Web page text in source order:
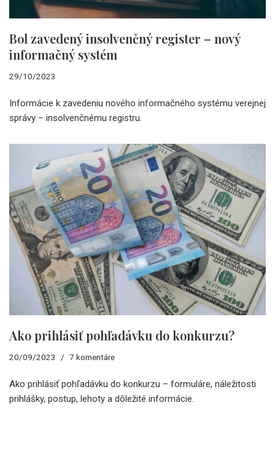
Bol zavedený insolvenčný register – nový
informačný systém
29/10/2023
Informácie k zavedeniu nového informačného systému verejnej
správy – insolvenčnému registru.
Ako prihlásiť pohľadávku do konkurzu?
20/09/2023 7 komentáre
Ako prihlásiť pohľadávku do konkurzu – formuláre, náležitosti
prihlášky, postup, lehoty a dôležité informácie.